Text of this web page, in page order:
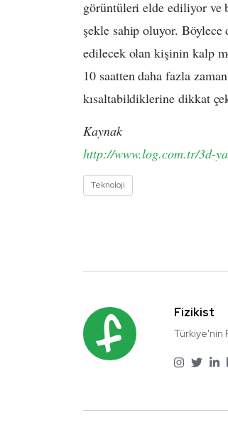
görüntüleri elde ediliyor ve
şekle sahip oluyor.
edilecek olan kişinin kalp
10 saatten daha fazla
kısaltabildiklerine dikkat
Kaynak
http://www.log.com.tr/3d-
Teknoloji
Fizikist
Türkiye'nin